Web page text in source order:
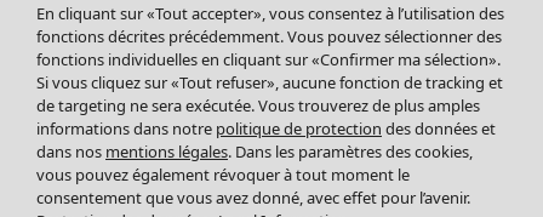
Leggings et collants
Accessoires
Chaussures
Vêtements de bain
Basics
Soldes Mobilier
Bonnes affaires déco
Décoration
Textiles
En cliquant sur «Tout accepter», vous consentez à l’utilisation des
fonctions décrites précédemment. Vous pouvez sélectionner des
fonctions individuelles en cliquant sur «Confirmer ma sélection».
Si vous cliquez sur «Tout refuser», aucune fonction de tracking et
de targeting ne sera exécutée. Vous trouverez de plus amples
informations dans notre politique de protection des données et
dans nos mentions légales. Dans les paramètres des cookies,
vous pouvez également révoquer à tout moment le
consentement que vous avez donné, avec effet pour l’avenir.